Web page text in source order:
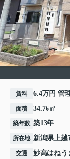
賃料 6.4万円 管
面積 34.76㎡
築年数 築13年
所在地 新潟県上越
交通 妙高はねう